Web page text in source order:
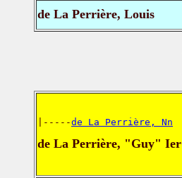
de La Perrière, Louis
|-----de La Perrière, Nn
de La Perrière, "Guy" Ier